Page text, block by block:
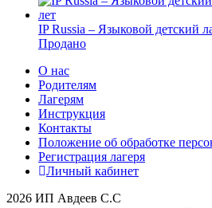
IP Russia – Языковой детский
Продано
О нас
Родителям
Лагерям
Инструкция
Контакты
Положение об обработке
Регистрация лагеря
Личный кабинет
2026 ИП Авдеев С.С